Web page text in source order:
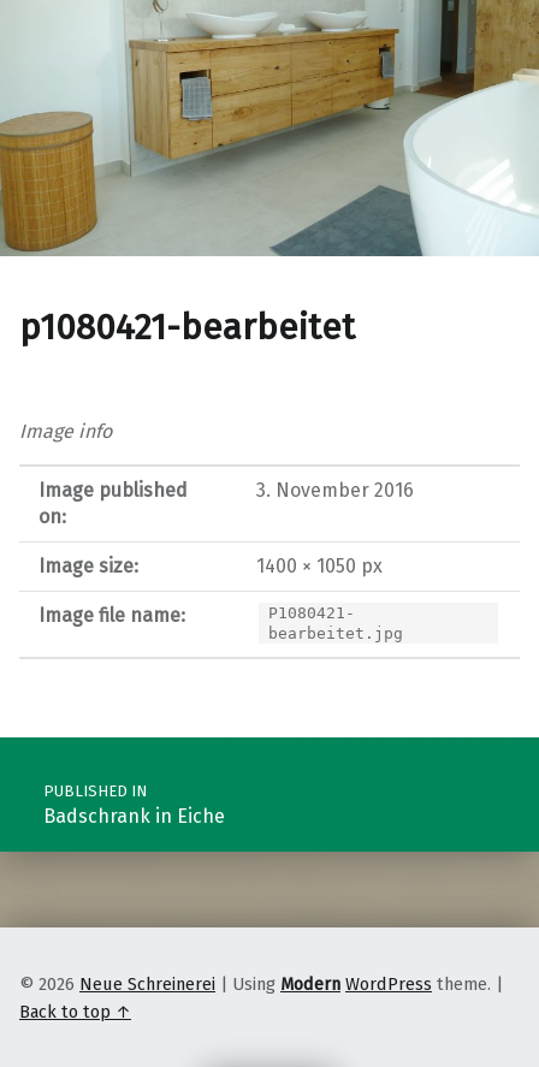
p1080421-bearbeitet
Image info
Image published
on:
3. November 2016
Image size: 1400 × 1050 px
Image file name:
P1080421-
bearbeitet.jpg
Post navigation
PUBLISHED IN
Badschrank in Eiche
© 2026 Neue Schreinerei | Using Modern WordPress theme. |
Back to top ↑